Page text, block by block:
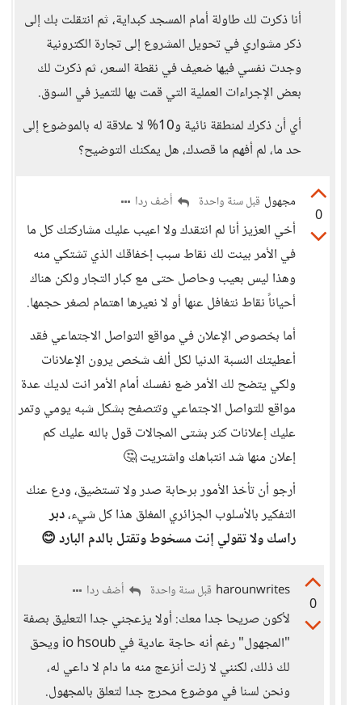
أنا ذكرت لك طاولة أمام المسجد كبداية، ثم انتقلت بك إلى
ذكر مشواري في تحويل المشروع إلى تجارة الكترونية
وجدت نفسي فيها ضعيف في نقطة السعر، ثم ذكرت لك
بعض الإجراءات العملية التي قمت بها للتميز في السوق.
أي أن ذكرك لمنطقة نائية و10% لا علاقة له بالموضوع إلى
حد ما، لم أفهم ما قصدك، هل يمكنك التوضيح؟
0
مجهول قبل سنة واحدة أضف ردا
أخي العزيز أنا لم انتقدك ولا اعيب عليك مشاركتك كل ما
في الأمر بينت لك نقاط سبب إخفاقك الذي تشتكي منه
وهذا ليس بعيب وحاصل حتى مع كبار التجار ولكن هناك
أحياناً نقاط نتغافل عنها أو لا نعيرها اهتمام لصغر حجمها.
أما بخصوص الإعلان في مواقع التواصل الاجتماعي فقد
أعطيتك النسبة الدنيا لكل ألف شخص يرون الإعلانات
ولكي يتضح لك الأمر ضع نفسك أمام الأمر انت لديك عدة
مواقع للتواصل الاجتماعي وتتصفح بشكل شبه يومي وتمر
عليك إعلانات كثر بشتى المجالات قول بالله عليك كم
إعلان منها شد انتباهك واشتريت 🤔
أرجو أن تأخذ الأمور برحابة صدر ولا تستضيق، ودع عنك
التفكير بالأسلوب الجزائري المغلق هذا كل شيء،دبر
راسك ولا تقولي إنت مسخوط وتقتل بالدم البارد 😊
0
harounwrites قبل سنة واحدة أضف ردا
لأكون صريحا جدا معك: أولا يزعجني جدا التعليق بصفة
"المجهول" رغم أنه حاجة عادية في io hsoub ويحق
لك ذلك، لكنني لا زلت أنزعج منه ما دام لا داعي له،
ونحن لسنا في موضوع محرج جدا لتعلق بالمجهول.